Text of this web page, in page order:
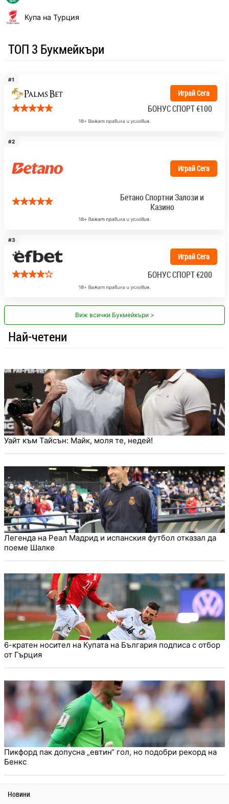
Купа на Турция
ТОП 3 Букмейкъри
#1
Играй Сега
БОНУС СПОРТ€100
#2
Играй Сега
Бетано Спортни Залози и
Казино
#3
Играй Сега
БОНУС СПОРТ€200
Виж всички Букмейкъри >
Най-четени
Уайт към Тайсън: Майк, моля те, недей!
Легенда на Реал Мадрид и испанския футбол отказал да
поеме Шалке
6-кратен носител на Купата на България подписа с отбор
от Гърция
Пикфорд пак допусна „евтин“ гол, но подобри рекорд на
Бенкс
Новини